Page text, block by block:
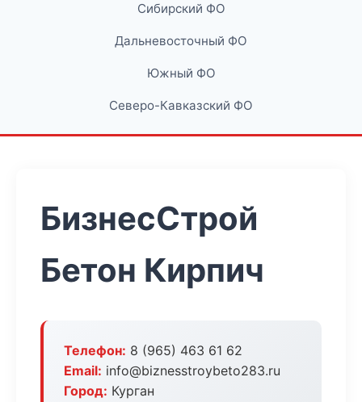
Сибирский ФО
Дальневосточный ФО
Южный ФО
Северо-Кавказский ФО
БизнесСтрой
Бетон Кирпич
Телефон: 8 (965) 463 61 62
Email: info@biznesstroybeto283.ru
Город: Курган